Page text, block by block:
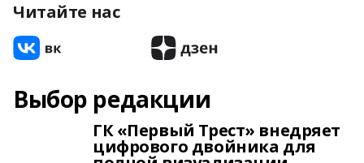
Читайте нас
Выбор редакции
ГК «Первый Трест» внедряет
цифрового двойника для